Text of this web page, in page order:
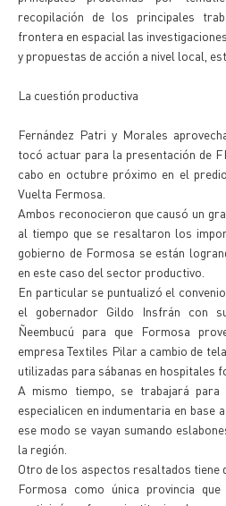
recopilación de los principales
frontera en espacial las
y propuestas de acción a nivel local,
La cuestión productiva
Fernández Patri y Morales
tocó actuar para la presentación de
cabo en octubre próximo en el
Vuelta Fermosa.
Ambos reconocieron que causó un
al tiempo que se resaltaron los
gobierno de Formosa se están
en este caso del sector productivo.
En particular se puntualizó el
el gobernador Gildo Insfrán con
Ñeembucú para que Formosa
empresa Textiles Pilar a cambio de
utilizadas para sábanas en hospitales
A mismo tiempo, se trabajará para
especialicen en indumentaria en base
ese modo se vayan sumando
la región.
Otro de los aspectos resaltados tiene
Formosa como única provincia